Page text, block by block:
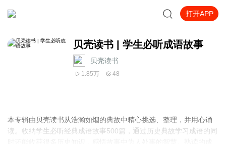
打开APP
贝壳读书 | 学生必听成语故事
贝壳读书
1.85万 48
本专辑由贝壳读书从浩瀚如烟的典故中精心挑选、整理，并用心诵
读。收纳学生必听经典成语故事500篇，通过历史典故学习成语的同